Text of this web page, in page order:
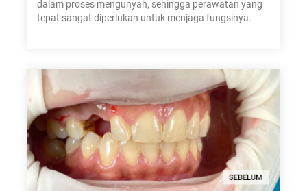
dalam proses mengunyah, sehingga perawatan yang
tepat sangat diperlukan untuk menjaga fungsinya.